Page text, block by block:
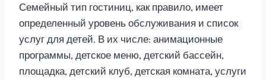
Семейный тип гостиниц, как правило, имеет
определенный уровень обслуживания и список
услуг для детей. В их числе: анимационные
программы, детское меню, детский бассейн,
площадка, детский клуб, детская комната, услуги